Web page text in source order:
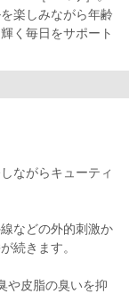
楽しみながら年齢
く毎日をサポート
ながらキューティ
などの外的刺激か
続きます。
や皮脂の臭いを抑